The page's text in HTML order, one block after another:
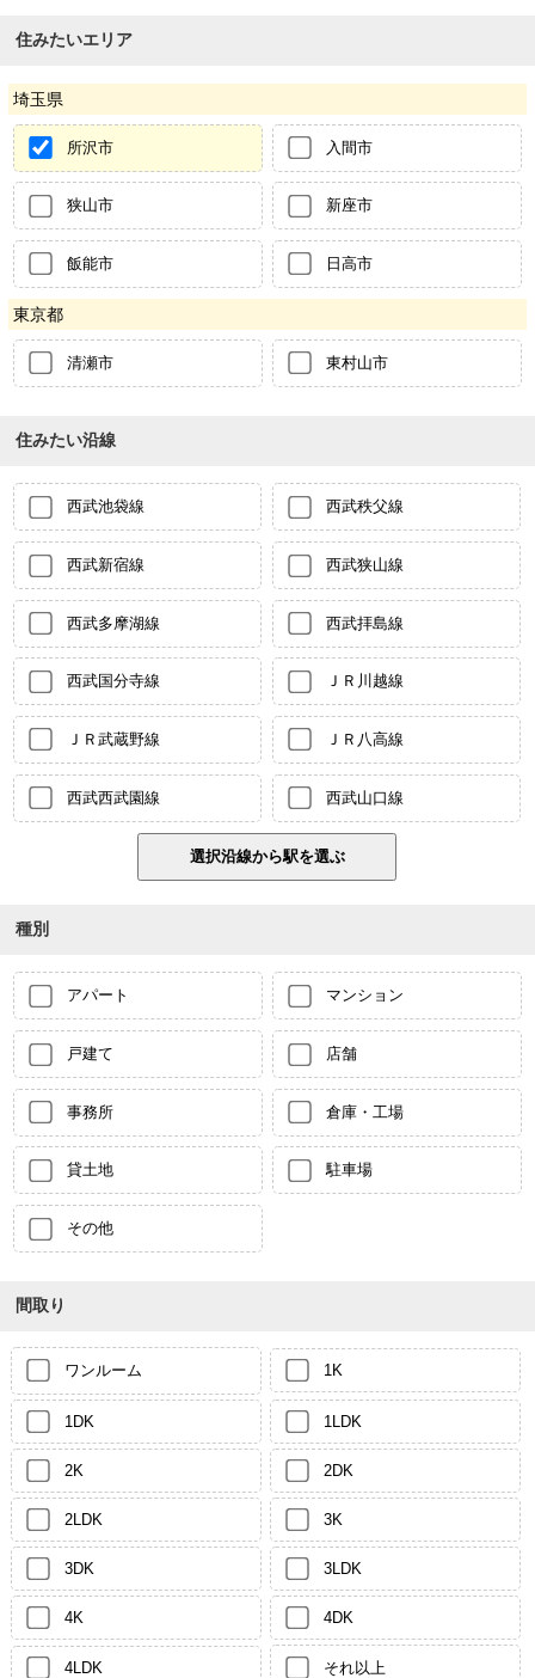
住みたいエリア
埼玉県
所沢市 入間市
狭山市 新座市
飯能市 日高市
東京都
清瀬市 東村山市
住みたい沿線
西武池袋線 西武秩父線
西武新宿線 西武狭山線
西武多摩湖線 西武拝島線
西武国分寺線 ＪＲ川越線
ＪＲ武蔵野線 ＪＲ八高線
西武西武園線 西武山口線
種別
アパート マンション
戸建て 店舗
事務所 倉庫・工場
貸土地 駐車場
その他
間取り
ワンルーム 1K
1DK 1LDK
2K 2DK
2LDK 3K
3DK 3LDK
4K 4DK
4LDK それ以上